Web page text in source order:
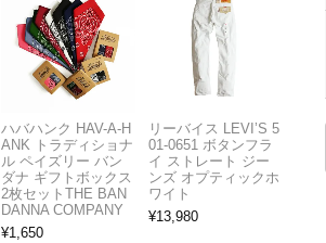
ハバハンク HAV-A-H
ANK トラディショナ
ル ペイズリー バン
ダナ ギフトボックス
2枚セットTHE BAN
DANNA COMPANY
¥1,650
リーバイス LEVI’S 5
01-0651 ボタンフラ
イ ストレート ジー
ンズ オプティックホ
ワイト
¥13,980